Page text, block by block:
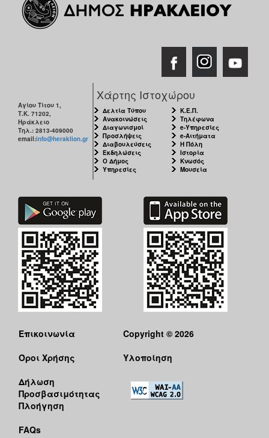
Αγίου Τίτου 1,
Τ.Κ. 71202,
Ηράκλειο
Τηλ.: 2813-409000
email:info@heraklion.gr
Χάρτης Ιστοχώρου
Δελτία Τύπου
Ανακοινώσεις
Διαγωνισμοί
Προσλήψεις
Διαβουλεύσεις
Εκδηλώσεις
Ο Δήμος
Υπηρεσίες
Κ.Ε.Π.
Τηλέφωνα
e-Υπηρεσίες
e-Αιτήματα
Η Πόλη
Ιστορία
Κνωσός
Μουσεία
Επικοινωνία
Όροι Χρήσης
Δήλωση
Προσβασιμότητας
Πλοήγηση
FAQs
Copyright © 2026
Υλοποίηση